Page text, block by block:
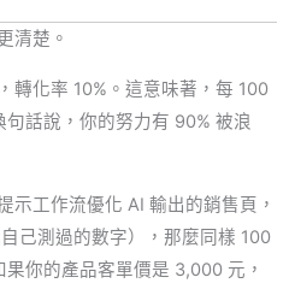
清楚。
轉化率 10%。這意味著，每 100
話說，你的努力有 90% 被浪
示工作流優化 AI 輸出的銷售頁，
己測過的數字），那麼同樣 100
你的產品客單價是 3,000 元，